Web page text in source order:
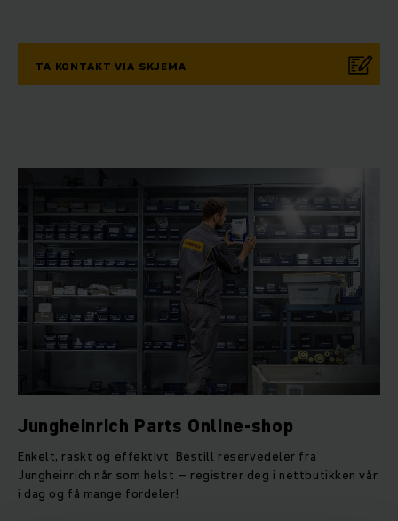
TA KONTAKT VIA SKJEMA
Jungheinrich Parts Online-shop
Enkelt, raskt og effektivt: Bestill reservedeler fra
Jungheinrich når som helst – registrer deg i nettbutikken vår
i dag og få mange fordeler!